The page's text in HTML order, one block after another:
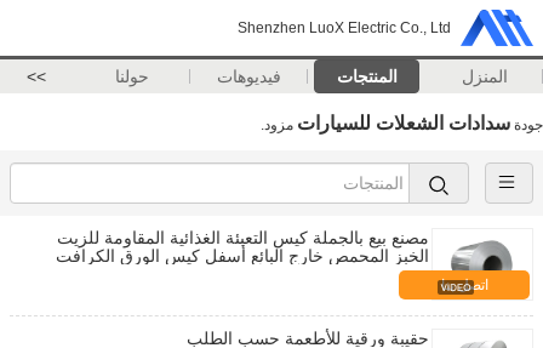
Shenzhen LuoX Electric Co., Ltd
المنزل المنتجات فيديوهات حولنا >>
جودة سدادات الشعلات للسيارات مزود.
مصنع بيع بالجملة كيس التعبئة الغذائية المقاومة للزيت
الخبز المحمص خارج البائع أسفل كيس الورق الكرافت
اتصل بنا
حقيبة ورقية للأطعمة حسب الطلب